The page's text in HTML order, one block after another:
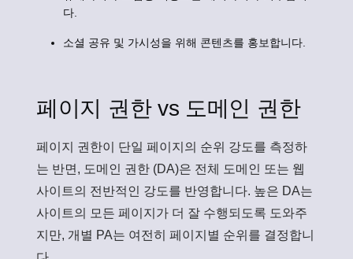
다.
소셜 공유 및 가시성을 위해 콘텐츠를 홍보합니다.
페이지 권한 vs 도메인 권한
페이지 권한이 단일 페이지의 순위 강도를 측정하
는 반면, 도메인 권한 (DA)은 전체 도메인 또는 웹
사이트의 전반적인 강도를 반영합니다. 높은 DA는
사이트의 모든 페이지가 더 잘 수행되도록 도와주
지만, 개별 PA는 여전히 페이지별 순위를 결정합니